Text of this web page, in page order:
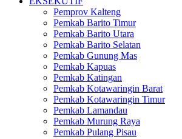
Pemprov Kalteng
Pemkab Barito Timur
Pemkab Barito Utara
Pemkab Barito Selatan
Pemkab Gunung Mas
Pemkab Kapuas
Pemkab Katingan
Pemkab Kotawaringin Barat
Pemkab Kotawaringin Timur
Pemkab Lamandau
Pemkab Murung Raya
Pemkab Pulang Pisau